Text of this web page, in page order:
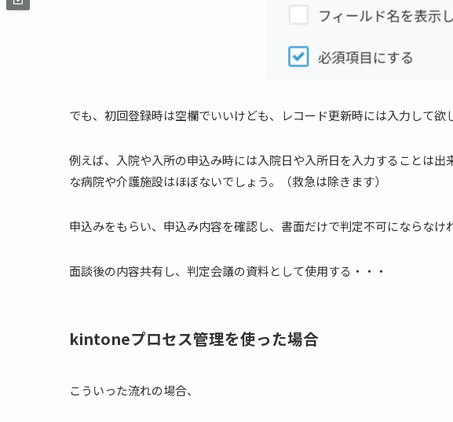
でも、初回登録時は空欄でいいけども、レコード更新時には入力して欲
例えば、入院や入所の申込み時には入院日や入所日を入力することは
な病院や介護施設はほぼないでしょう。（救急は除きます）
申込みをもらい、申込み内容を確認し、書面だけで判定不可にならなけ
面談後の内容共有し、判定会議の資料として使用する・・・
kintoneプロセス管理を使った場合
こういった流れの場合、